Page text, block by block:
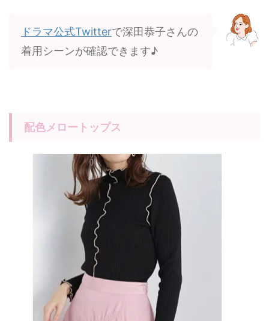
ドラマ公式Twitterで深田恭子さんの
着用シーンが確認できます♪
配色メロートップス